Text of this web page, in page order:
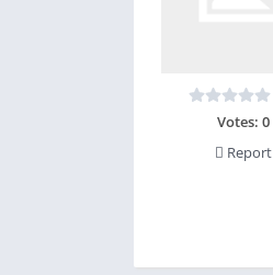
Votes: 0
Report